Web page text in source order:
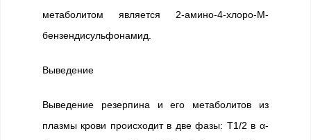
метаболитом является 2-амино-4-хлоро-М-
бензендисульфонамид.
Выведение
Выведение резерпина и его метаболитов из
плазмы крови происходит в две фазы: T1/2 в α-